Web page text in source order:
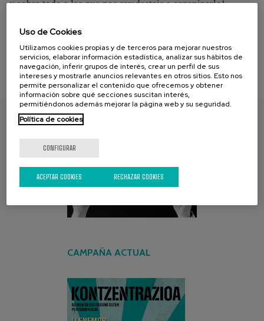
y sobre todo a las que nos ayudasteis a organizarlo!
¡Hasta la próxima!
CAMPAÑA ACTUAL
Uso de Cookies
Utilizamos cookies propias y de terceros para mejorar nuestros
servicios, elaborar información estadística, analizar sus hábitos de
navegación, inferir grupos de interés, crear un perfil de sus
intereses y mostrarle anuncios relevantes en otros sitios. Esto nos
permite personalizar el contenido que ofrecemos y obtener
información sobre qué secciones suscitan interés,
permitiéndonos además mejorar la página web y su seguridad.
Política de cookies
CONFIGURAR
RECHAZAR COOKIES
ACEPTAR COOKIES